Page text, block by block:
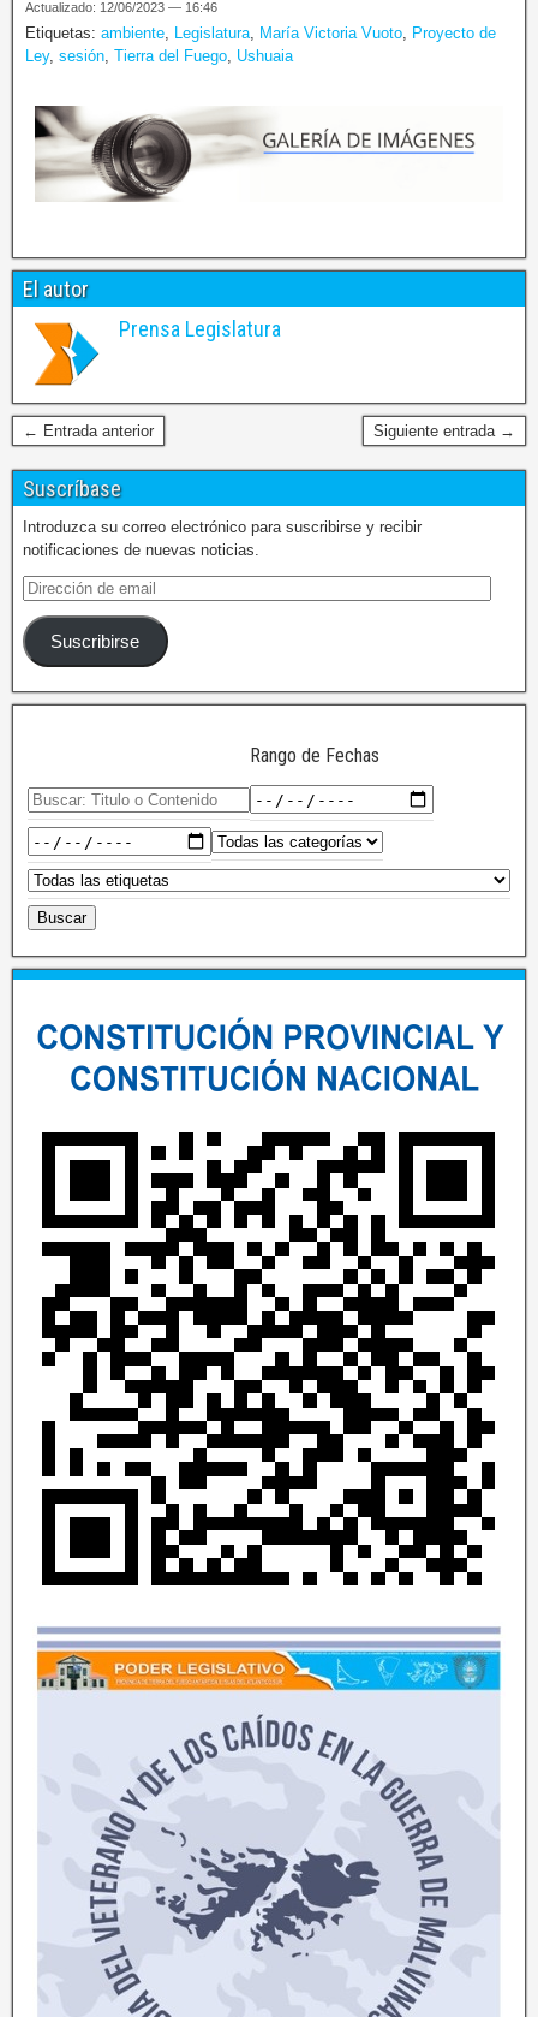
Actualizado: 12/06/2023 — 16:46
Etiquetas: ambiente Legislatura María Victoria Vuoto Proyecto de
Ley, sesión Tierra del Fuego Ushuaia
El autor
Prensa Legislatura
← Entrada anterior Siguiente entrada →
Suscríbase
Introduzca su correo electrónico para suscribirse y recibir
notificaciones de nuevas noticias.
Suscribirse
Rango de Fechas